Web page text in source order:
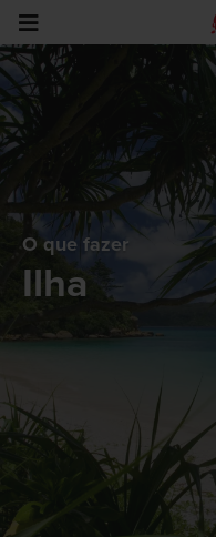
O que fazer
Ilha